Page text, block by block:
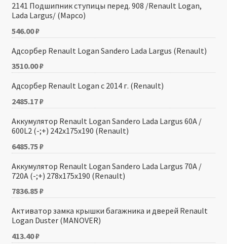
2141 Подшипник ступицы перед. 908 /Renault Logan,
Lada Largus/ (Mapco)
546.00₽
Адсорбер Renault Logan Sandero Lada Largus (Renault)
3510.00₽
Адсорбер Renault Logan с 2014 г. (Renault)
2485.17₽
Аккумулятор Renault Logan Sandero Lada Largus 60A /
600L2 (-;+) 242x175x190 (Renault)
6485.75₽
Аккумулятор Renault Logan Sandero Lada Largus 70A /
720A (-;+) 278x175x190 (Renault)
7836.85₽
Активатор замка крышки багажника и дверей Renault
Logan Duster (MANOVER)
413.40₽